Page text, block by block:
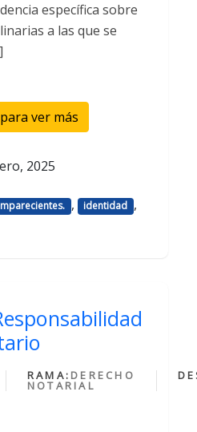
específica sobre
a las que se
ver más
2025
, identidad ,
RAMA: DERECHO
NOTARIAL